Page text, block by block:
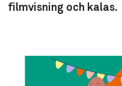
filmvisning och kalas.